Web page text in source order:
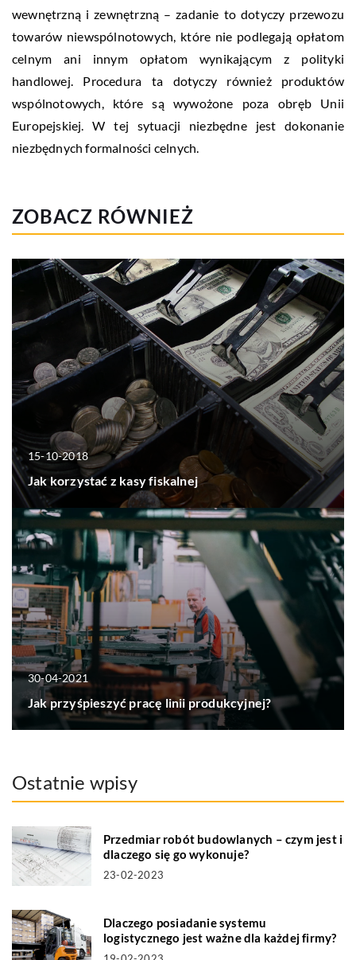
wewnętrzną i zewnętrzną – zadanie to dotyczy przewozu
towarów niewspólnotowych, które nie podlegają opłatom
celnym ani innym opłatom wynikającym z polityki
handlowej. Procedura ta dotyczy również produktów
wspólnotowych, które są wywożone poza obręb Unii
Europejskiej. W tej sytuacji niezbędne jest dokonanie
niezbędnych formalności celnych.
ZOBACZ RÓWNIEŻ
15-10-2018
Jak korzystać z kasy fiskalnej
30-04-2021
Jak przyśpieszyć pracę linii produkcyjnej?
Ostatnie wpisy
Przedmiar robót budowlanych – czym jest i
dlaczego się go wykonuje?
23-02-2023
Dlaczego posiadanie systemu
logistycznego jest ważne dla każdej firmy?